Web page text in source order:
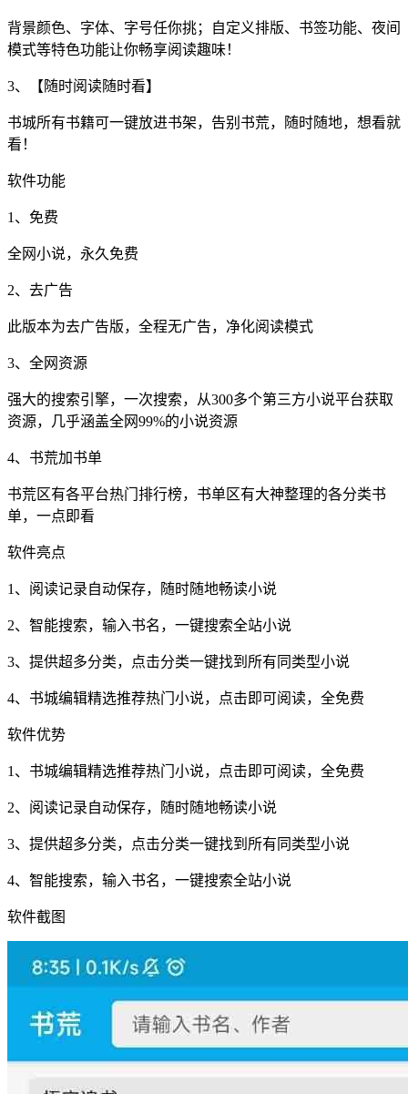
背景颜色、字体、字号任你挑；自定义排版、书签功能、夜间
模式等特色功能让你畅享阅读趣味！
3、【随时阅读随时看】
书城所有书籍可一键放进书架，告别书荒，随时随地，想看就
看！
软件功能
1、免费
全网小说，永久免费
2、去广告
此版本为去广告版，全程无广告，净化阅读模式
3、全网资源
强大的搜索引擎，一次搜索，从300多个第三方小说平台获取
资源，几乎涵盖全网99%的小说资源
4、书荒加书单
书荒区有各平台热门排行榜，书单区有大神整理的各分类书
单，一点即看
软件亮点
1、阅读记录自动保存，随时随地畅读小说
2、智能搜索，输入书名，一键搜索全站小说
3、提供超多分类，点击分类一键找到所有同类型小说
4、书城编辑精选推荐热门小说，点击即可阅读，全免费
软件优势
1、书城编辑精选推荐热门小说，点击即可阅读，全免费
2、阅读记录自动保存，随时随地畅读小说
3、提供超多分类，点击分类一键找到所有同类型小说
4、智能搜索，输入书名，一键搜索全站小说
软件截图